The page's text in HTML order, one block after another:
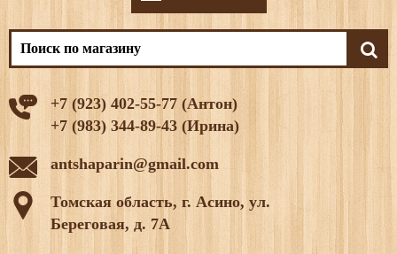
+7 (923) 402-55-77 (Антон)
+7 (983) 344-89-43 (Ирина)
antshaparin@gmail.com
Томская область, г. Асино, ул.
Береговая, д. 7А